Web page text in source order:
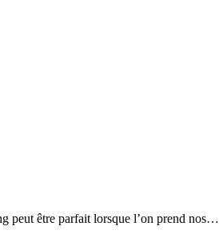
peut être parfait lorsque l’on prend nos…